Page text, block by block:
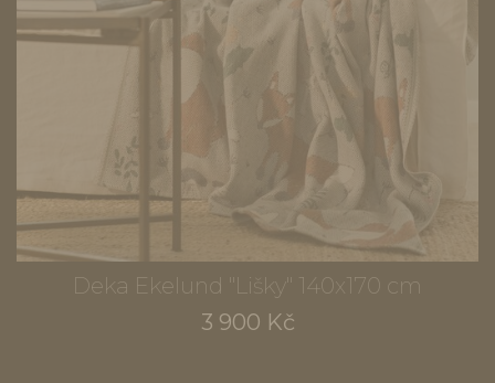
Deka Ekelund "Lišky" 140x170 cm
3 900 Kč